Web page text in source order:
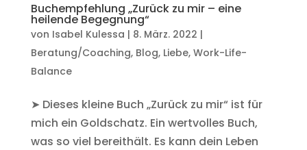
Buchempfehlung „Zurück zu mir – eine
heilende Begegnung“
von Isabel Kulessa | 8. März. 2022 |
Beratung/Coaching, Blog, Liebe, Work-Life-
Balance
➤ Dieses kleine Buch „Zurück zu mir“ ist für
mich ein Goldschatz. Ein wertvolles Buch,
was so viel bereithält. Es kann dein Leben